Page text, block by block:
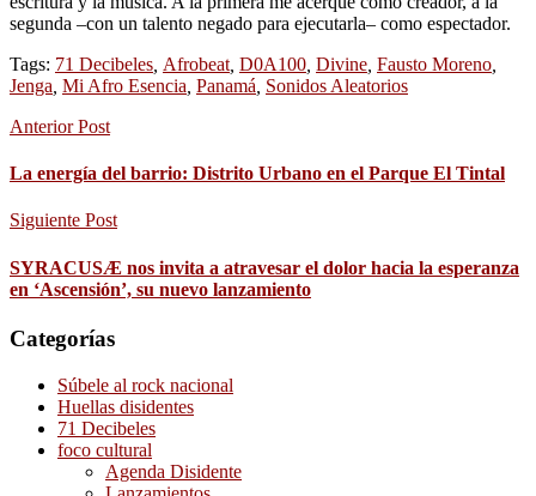
segunda –con un talento negado para ejecutarla– como espectador.
Tags: 71 Decibeles Afrobeat D0A100 Divine Fausto Moreno
Jenga Mi Afro Esencia Panamá Sonidos Aleatorios
Anterior Post
La energía del barrio: Distrito Urbano en el Parque El Tintal
Siguiente Post
SYRACUSÆ nos invita a atravesar el dolor hacia la esperanza
en ‘Ascensión’, su nuevo lanzamiento
Categorías
Súbele al rock nacional
Huellas disidentes
71 Decibeles
foco cultural
Agenda Disidente